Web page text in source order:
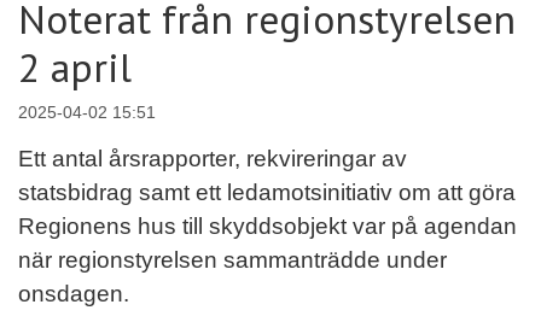
Noterat från regionstyrelsen
2 april
2025-04-02 15:51
Ett antal årsrapporter, rekvireringar av
statsbidrag samt ett ledamotsinitiativ om att göra
Regionens hus till skyddsobjekt var på agendan
när regionstyrelsen sammanträdde under
onsdagen.